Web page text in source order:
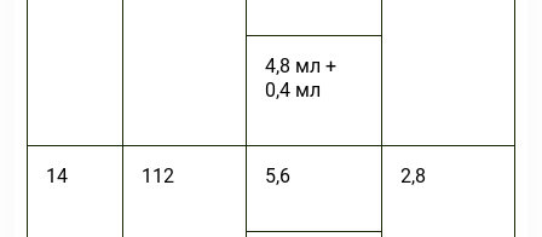
4,8 мл +
0,4 мл
14 112 5,6 2,8